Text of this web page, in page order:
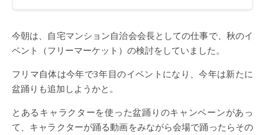
今朝は、自宅マンション自治会会長としての仕事で、秋のイ
ベント（フリーマーケット）の検討をしていました。
フリマ自体は今年で3年目のイベントになり、今年は新たに
盆踊りも追加しようかと。
とあるキャラクターを使った盆踊りのキャンペーンがあっ
て、キャラクターが踊る動画をみながら会場で踊ったらその